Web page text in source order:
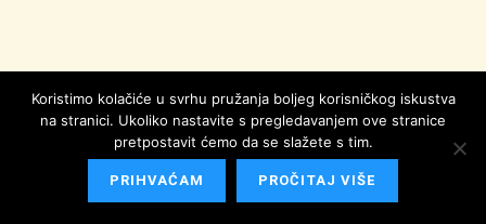
izgradnja mišića bedara i listova
Koristimo kolačiće u svrhu pružanja boljeg korisničkog iskustva
na stranici. Ukoliko nastavite s pregledavanjem ove stranice
pretpostavit ćemo da se slažete s tim.
PRIHVAĆAM PROČITAJ VIŠE